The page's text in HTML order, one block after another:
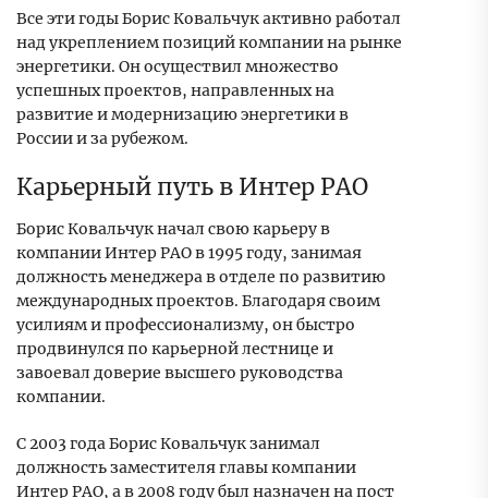
Все эти годы Борис Ковальчук активно работал
над укреплением позиций компании на рынке
энергетики. Он осуществил множество
успешных проектов, направленных на
развитие и модернизацию энергетики в
России и за рубежом.
Карьерный путь в Интер РАО
Борис Ковальчук начал свою карьеру в
компании Интер РАО в 1995 году, занимая
должность менеджера в отделе по развитию
международных проектов. Благодаря своим
усилиям и профессионализму, он быстро
продвинулся по карьерной лестнице и
завоевал доверие высшего руководства
компании.
С 2003 года Борис Ковальчук занимал
должность заместителя главы компании
Интер РАО, а в 2008 году был назначен на пост